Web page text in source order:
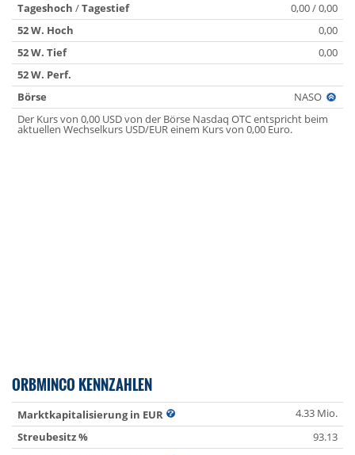
Tageshoch /Tagestief
0,00 / 0,00
52 W. Hoch
0,00
52 W. Tief
0,00
52 W. Perf.
Börse
NASO
Der Kurs von 0,00 USD von der Börse Nasdaq OTC entspricht beim
aktuellen Wechselkurs USD/EUR einem Kurs von 0,00 Euro.
ORBMINCO KENNZAHLEN
Marktkapitalisierung in EUR
4.33 Mio.
Streubesitz %
93.13